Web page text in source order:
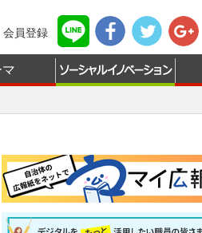
会員登録